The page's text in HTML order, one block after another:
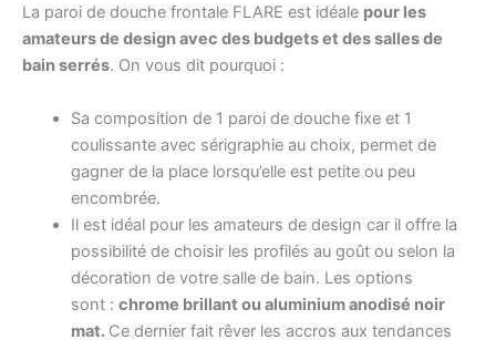
La paroi de douche frontale FLARE est idéale pour les
amateurs de design avec des budgets et des salles de
bain serrés. On vous dit pourquoi :
Sa composition de 1 paroi de douche fixe et 1
coulissante avec sérigraphie au choix, permet de
gagner de la place lorsqu’elle est petite ou peu
encombrée.
Il est idéal pour les amateurs de design car il offre la
possibilité de choisir les profilés au goût ou selon la
décoration de votre salle de bain. Les options
sont : chrome brillant ou aluminium anodisé noir
mat. Ce dernier fait rêver les accros aux tendances